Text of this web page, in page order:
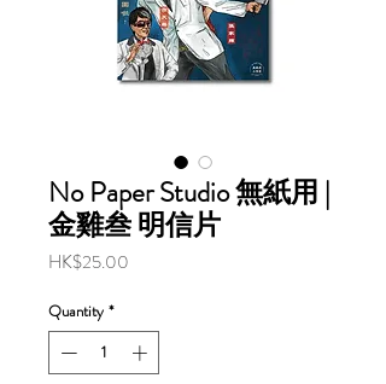
No Paper Studio 無紙用 |
金雞叁 明信片
HK$25.00
Quantity *